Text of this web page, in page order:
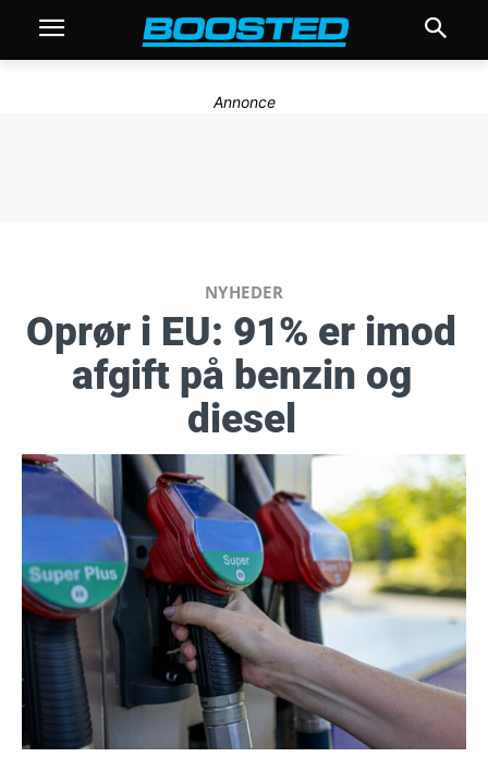
Annonce
NYHEDER
Oprør i EU: 91% er imod
afgift på benzin og
diesel